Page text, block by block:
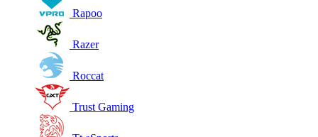
Rapoo
Razer
Roccat
Trust Gaming